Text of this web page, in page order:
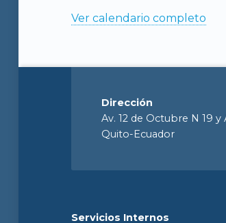
Ver calendario completo
Dirección
Av. 12 de Octubre N 19 y
Quito-Ecuador
Servicios Internos